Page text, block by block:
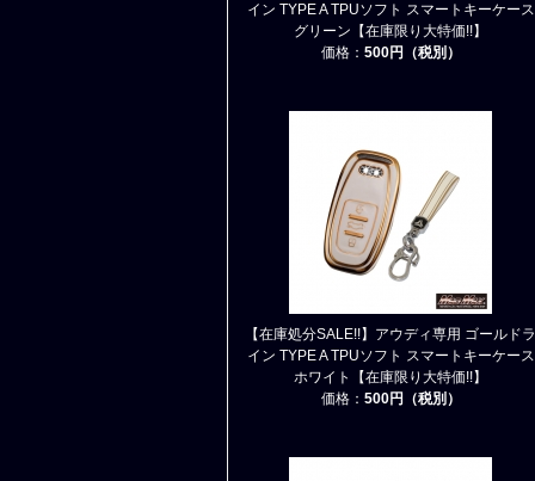
イン TYPE A TPUソフト スマートキーケース
グリーン【在庫限り大特価!!】
価格： 500円（税別）
【在庫処分SALE!!】アウディ専用 ゴールドラ
イン TYPE A TPUソフト スマートキーケース
ホワイト【在庫限り大特価!!】
価格： 500円（税別）